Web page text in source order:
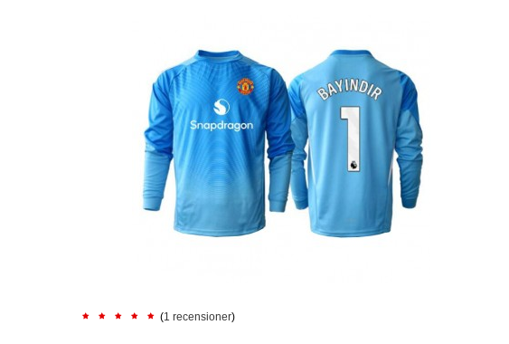
(1 recensioner)